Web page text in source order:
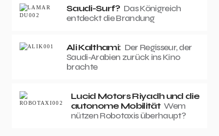
Saudi-Surf? Das Königreich
entdeckt die Brandung
Ali Kalthami: Der Regisseur, der
Saudi-Arabien zurück ins Kino
brachte
Lucid Motors Riyadh und die
autonome Mobilität Wem
nützen Robotaxis überhaupt?